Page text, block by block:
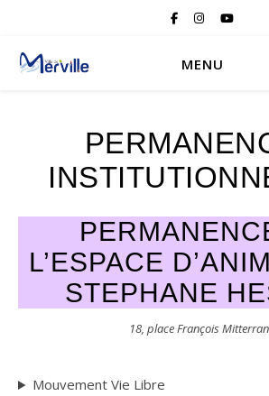
MENU
L’ESPACE
STEPHANE
18, place François
Mouvement Vie Libre